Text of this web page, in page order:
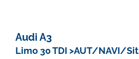
Audi A3
Limo 30 TDI >AUT/NAVI/